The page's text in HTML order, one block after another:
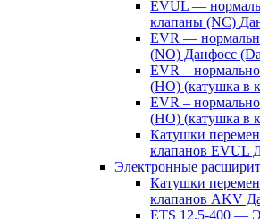
EVUL —
клапаны (NC)
EVR —
(NO) Данфосс
EVR –
(НО) (катушка в
EVR –
(НО) (катушка в
Катушки
клапанов EVUL
Электронные
Катушки
клапанов AKV
ETS 12.5-400 —